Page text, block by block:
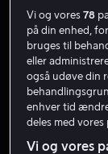
Simon
5.8
7 år
HD
Vi og vores78
på din enhed,
bruges til
eller
også udøve din
enhver tid
deles med
Vi og vores